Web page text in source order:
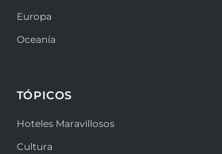
Europa
Oceanía
TÓPICOS
Hoteles Maravillosos
Cultura